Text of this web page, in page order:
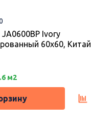
Ivory
60х60, Китай
м2